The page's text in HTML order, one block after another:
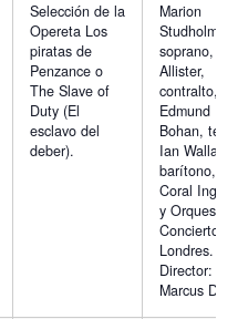
Selección de la
Opereta Los
piratas de
Penzance o
The Slave of
Duty (El
esclavo del
deber).
Marion
Studholme,
soprano,
Allister,
contralto,
Edmund
Bohan,
Ian Wallace,
barítono,
Coral
y Orquesta
Conciertos
Londres.
Director:
Marcus